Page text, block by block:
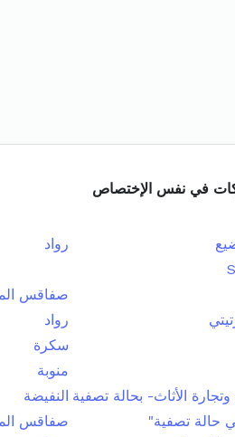
في نفس الإختصاص
رواد
صفاقس
رواد
سكرة
منوبة
الأثاث- بحالة تصفية النفيضة
حالة تصفية"
صفاقس